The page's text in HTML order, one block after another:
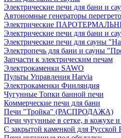
Электрические печи для бани и
Автономные генераторы
Электрические
Электрические печи для бани и
Электрические печи для сауны
Электропечь для бани и сауны
Запчасти к электрическим печам
Электрокаменки SAWO
Пульты Управления Harvia
Электрокаменки Финляндия
Чугунные Топки банной печи
Коммерческие печи для бани
Печи "Тройка" (РАСПРОДАЖА)
Печи чугунные в сетке, в кожухе
С закрытой каменкой для Русской